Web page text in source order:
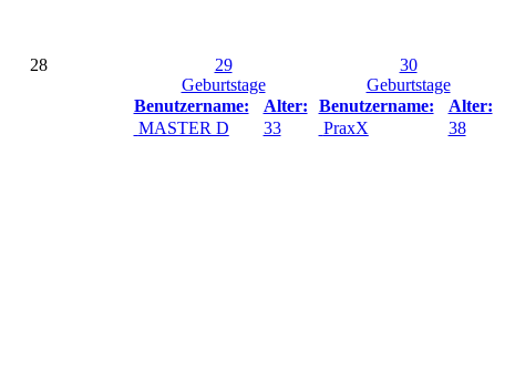
28
29
Geburtstage
Benutzername:
Alter:
MASTER D
33
30
Geburtstage
Benutzername:
Alter:
PraxX
38